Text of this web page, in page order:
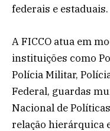
federais e estaduais.
A FICCO atua em
instituições como
Polícia Militar,
Federal, guardas
Nacional de
relação hierárquica